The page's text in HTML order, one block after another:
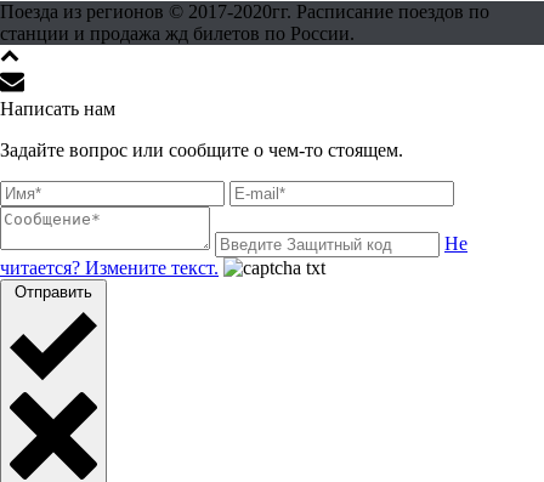
Поезда из регионов © 2017-2020гг. Расписание поездов по
станции и продажа жд билетов по России.
Написать нам
Задайте вопрос или сообщите о чем-то стоящем.
Не
читается? Измените текст.
Отправить